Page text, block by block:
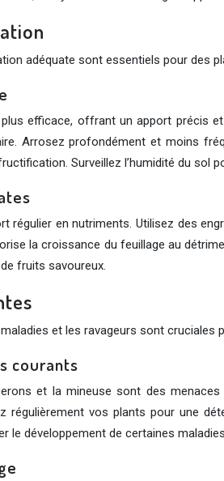
adéquate sont essentiels pour des
efficace, offrant un apport précis
Arrosez profondément et moins
Surveillez l’humidité du sol
régulier en nutriments. Utilisez des
la croissance du feuillage au
fruits savoureux.
et les ravageurs sont cruciales
courants
et la mineuse sont des
régulièrement vos plants pour une
le développement de certaines